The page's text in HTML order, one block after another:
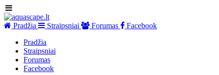
Pradžia Straipsniai Forumas
Facebook
Pradžia
Straipsniai
Forumas
Facebook